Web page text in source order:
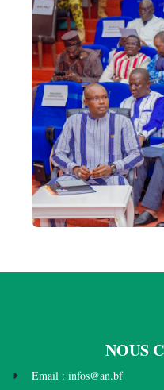
NOUS
Email : infos@an.bf